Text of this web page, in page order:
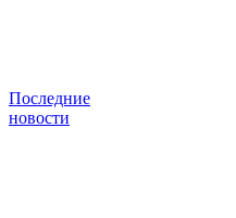
Последние
новости